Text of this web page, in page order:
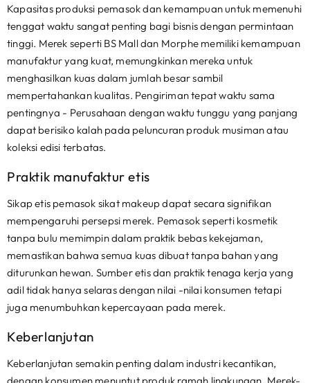
Kapasitas produksi pemasok dan kemampuan untuk memenuhi
tenggat waktu sangat penting bagi bisnis dengan permintaan
tinggi. Merek seperti BS Mall dan Morphe memiliki kemampuan
manufaktur yang kuat, memungkinkan mereka untuk
menghasilkan kuas dalam jumlah besar sambil
mempertahankan kualitas. Pengiriman tepat waktu sama
pentingnya - Perusahaan dengan waktu tunggu yang panjang
dapat berisiko kalah pada peluncuran produk musiman atau
koleksi edisi terbatas.
Praktik manufaktur etis
Sikap etis pemasok sikat makeup dapat secara signifikan
mempengaruhi persepsi merek. Pemasok seperti kosmetik
tanpa bulu memimpin dalam praktik bebas kekejaman,
memastikan bahwa semua kuas dibuat tanpa bahan yang
diturunkan hewan. Sumber etis dan praktik tenaga kerja yang
adil tidak hanya selaras dengan nilai -nilai konsumen tetapi
juga menumbuhkan kepercayaan pada merek.
Keberlanjutan
Keberlanjutan semakin penting dalam industri kecantikan,
dengan konsumen menuntut produk ramah lingkungan. Merek-